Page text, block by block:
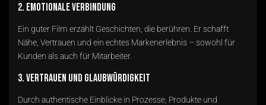
2. Emotionale Verbindung
Ein guter Film erzählt Geschichten, die berühren. Er schafft
Nähe, Vertrauen und ein echtes Markenerlebnis – sowohl für
Kunden als auch für Mitarbeiter.
3. Vertrauen und Glaubwürdigkeit
Durch authentische Einblicke in Prozesse, Produkte und